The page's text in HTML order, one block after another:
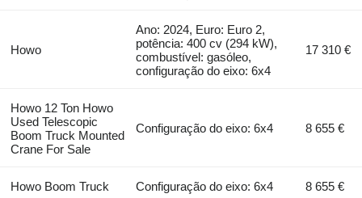
Howo
Ano: 2024, Euro: Euro 2,
potência: 400 cv (294 kW),
combustível: gasóleo,
configuração do eixo: 6x4
17 310 €
Howo 12 Ton Howo
Used Telescopic
Boom Truck Mounted
Crane For Sale
Configuração do eixo: 6x4 8 655 €
Howo Boom Truck Configuração do eixo: 6x4 8 655 €